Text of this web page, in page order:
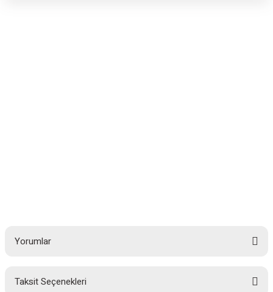
Yorumlar
Taksit Seçenekleri